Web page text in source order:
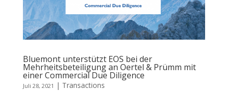
Bluemont unterstützt EOS bei der
Mehrheitsbeteiligung an Oertel & Prümm mit
einer Commercial Due Diligence
Juli 28, 2021 | Transactions